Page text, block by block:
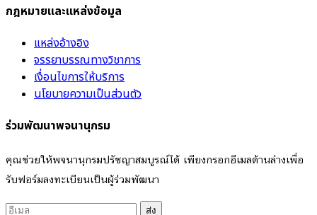
กฎหมายและแหล่งข้อมูล
แหล่งอ้างอิง
จรรยาบรรณทางวิชาการ
เงื่อนไขการให้บริการ
นโยบายความเป็นส่วนตัว
ร่วมพัฒนาพจนานุกรม
คุณช่วยให้พจนานุกรมปรัชญาสมบูรณ์ได้ เพียงกรอกอีเมลด้านล่างเพื่อ
รับฟอร์มลงทะเบียนเป็นผู้ร่วมพัฒนา
ส่ง